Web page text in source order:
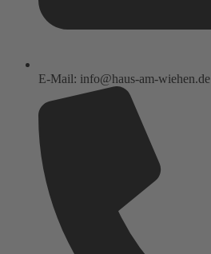
E-Mail: info@haus-am-wiehen.de